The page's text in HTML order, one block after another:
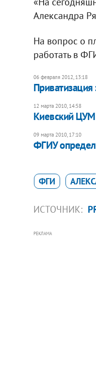
Александра
На вопрос о
работать в
06 февраля 2012, 13:18
Приватизация
12 марта 2010, 14:58
Киевский ЦУМ
09 марта 2010, 17:10
ФГИУ
ФГИ
ИСТОЧНИК:
РЕКЛАМА